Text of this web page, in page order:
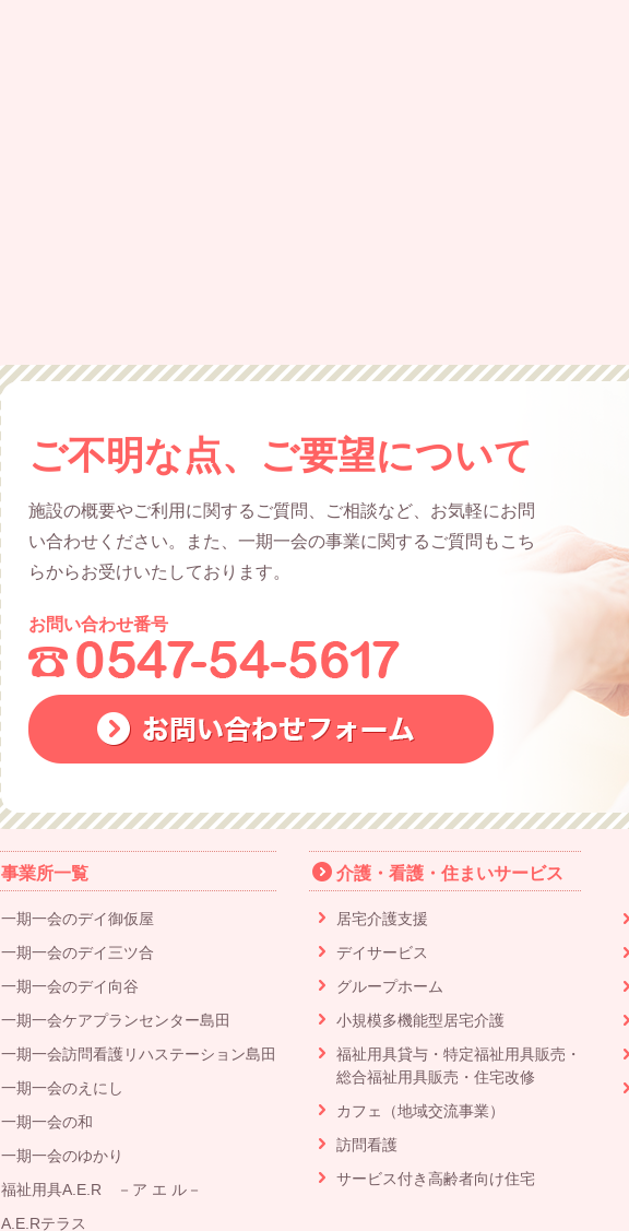
ご不明な点、ご要望について
施設の概要やご利用に関するご質問、ご相談など、お気軽にお問
い合わせください。また、一期一会の事業に関するご質問もこち
らからお受けいたしております。
お問い合わせ番号
事業所一覧
一期一会のデイ御仮屋
一期一会のデイ三ツ合
一期一会のデイ向谷
一期一会ケアプランセンター島田
一期一会訪問看護リハステーション島田
一期一会のえにし
一期一会の和
一期一会のゆかり
福祉用具A.E.R －ア エ ル－
A.E.Rテラス
介護・看護・住まいサービス
居宅介護支援
デイサービス
グループホーム
小規模多機能型居宅介護
福祉用具貸与・特定福祉用具販売・
総合福祉用具販売・住宅改修
カフェ（地域交流事業）
訪問看護
サービス付き高齢者向け住宅